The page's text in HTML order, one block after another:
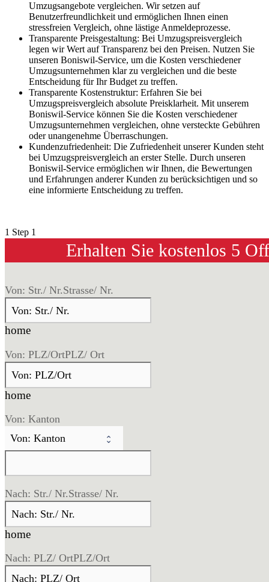
Umzugsangebote vergleichen. Wir setzen auf
Benutzerfreundlichkeit und ermöglichen Ihnen einen
stressfreien Vergleich, ohne lästige Anmeldeprozesse.
Transparente Preisgestaltung: Bei Umzugspreisvergleich
legen wir Wert auf Transparenz bei den Preisen. Nutzen Sie
unseren Boniswil-Service, um die Kosten verschiedener
Umzugsunternehmen klar zu vergleichen und die beste
Entscheidung für Ihr Budget zu treffen.
Transparente Kostenstruktur: Erfahren Sie bei
Umzugspreisvergleich absolute Preisklarheit. Mit unserem
Boniswil-Service können Sie die Kosten verschiedener
Umzugsunternehmen vergleichen, ohne versteckte Gebühren
oder unangenehme Überraschungen.
Kundenzufriedenheit: Die Zufriedenheit unserer Kunden steht
bei Umzugspreisvergleich an erster Stelle. Durch unseren
Boniswil-Service ermöglichen wir Ihnen, die Bewertungen
und Erfahrungen anderer Kunden zu berücksichtigen und so
eine informierte Entscheidung zu treffen.
1 Step 1
Erhalten Sie kostenlos 5
Von: Str./ Nr.Strasse/ Nr.
home
Von: PLZ/OrtPLZ/ Ort
home
Von: Kanton
Nach: Str./ Nr.Strasse/ Nr.
home
Nach: PLZ/ OrtPLZ/Ort